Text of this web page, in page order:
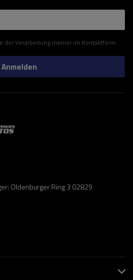
personenbezogenen Daten gemäß der Verordnung (EU) des Europäischen Parlaments und des Rates zu.
Anmelden
Oldenburger Ring 3 02829